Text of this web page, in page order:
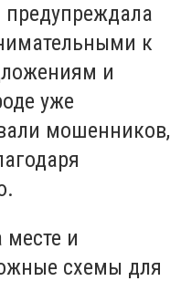
к
и
уже
мошенников,
и
схемы для